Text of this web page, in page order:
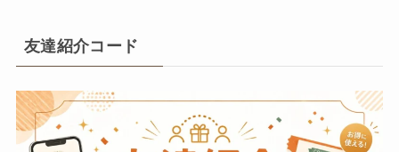
友達紹介コード